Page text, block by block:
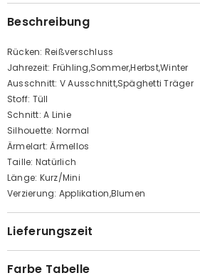
Beschreibung
Rücken: Reißverschluss
Jahrezeit: Frühling,Sommer,Herbst,Winter
Ausschnitt: V Ausschnitt,Späghetti Träger
Stoff: Tüll
Schnitt: A Linie
Silhouette: Normal
Ärmelart: Ärmellos
Taille: Natürlich
Länge: Kurz/Mini
Verzierung: Applikation,Blumen
Lieferungszeit
Farbe Tabelle